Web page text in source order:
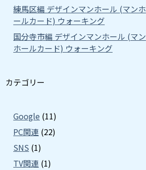
練馬区編 デザインマンホール (マンホ
ールカード) ウォーキング
国分寺市編 デザインマンホール (マン
ホールカード) ウォーキング
カテゴリー
Google (11)
PC関連 (22)
SNS (1)
TV関連 (1)